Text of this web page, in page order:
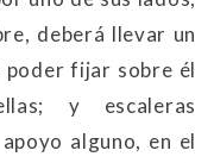
deberá llevar un
poder fijar sobre él
y escaleras
alguno, en el